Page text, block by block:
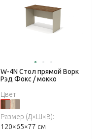
W-4N Стол прямой Ворк
Рэд Фокс / мокко
Цвет:
Размер (Д×Ш×В):
120×65×77 см